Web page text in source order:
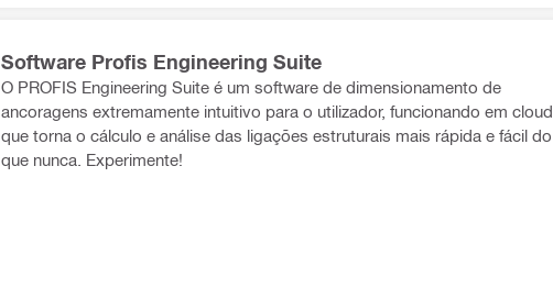
Software Profis Engineering Suite
O PROFIS Engineering Suite é um software de dimensionamento de
ancoragens extremamente intuitivo para o utilizador, funcionando em cloud
que torna o cálculo e análise das ligações estruturais mais rápida e fácil do
que nunca. Experimente!